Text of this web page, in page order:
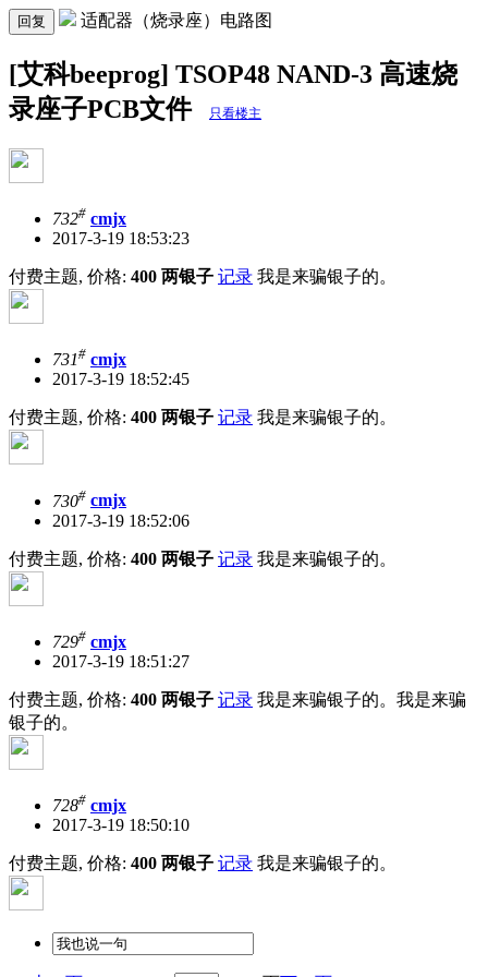
回复 适配器（烧录座）电路图
[艾科beeprog] TSOP48 NAND-3 高速烧
录座子PCB文件
只看楼主
732# cmjx
2017-3-19 18:53:23
付费主题, 价格: 400 两银子 记录 我是来骗银子的。
731# cmjx
2017-3-19 18:52:45
付费主题, 价格: 400 两银子 记录 我是来骗银子的。
730# cmjx
2017-3-19 18:52:06
付费主题, 价格: 400 两银子 记录 我是来骗银子的。
729# cmjx
2017-3-19 18:51:27
付费主题, 价格: 400 两银子 记录 我是来骗银子的。我是来骗
银子的。
728# cmjx
2017-3-19 18:50:10
付费主题, 价格: 400 两银子 记录 我是来骗银子的。